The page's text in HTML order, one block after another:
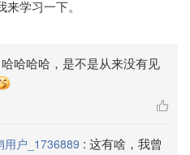
，放在杯子上会好看很多
一开始低估了它有多少，结
做的时候可以先把七杯冰水弄
学习一下。
哈哈哈哈，是不是从来没有见
用户_1736889 : 这有啥，我曾